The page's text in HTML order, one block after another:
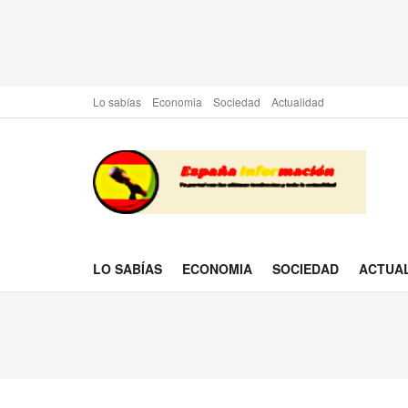
Lo sabías Economia Sociedad Actualidad
LO SABÍAS ECONOMIA SOCIEDAD